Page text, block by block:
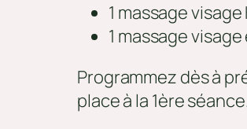
1 massage
1 massage
Programmez dès à
place à la 1ère